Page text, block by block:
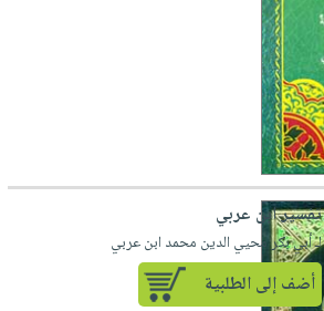
تفسير ابن عربي
لـ أبي بكر محيي الدين محمد ابن عربي
أضف إلى الطلبية